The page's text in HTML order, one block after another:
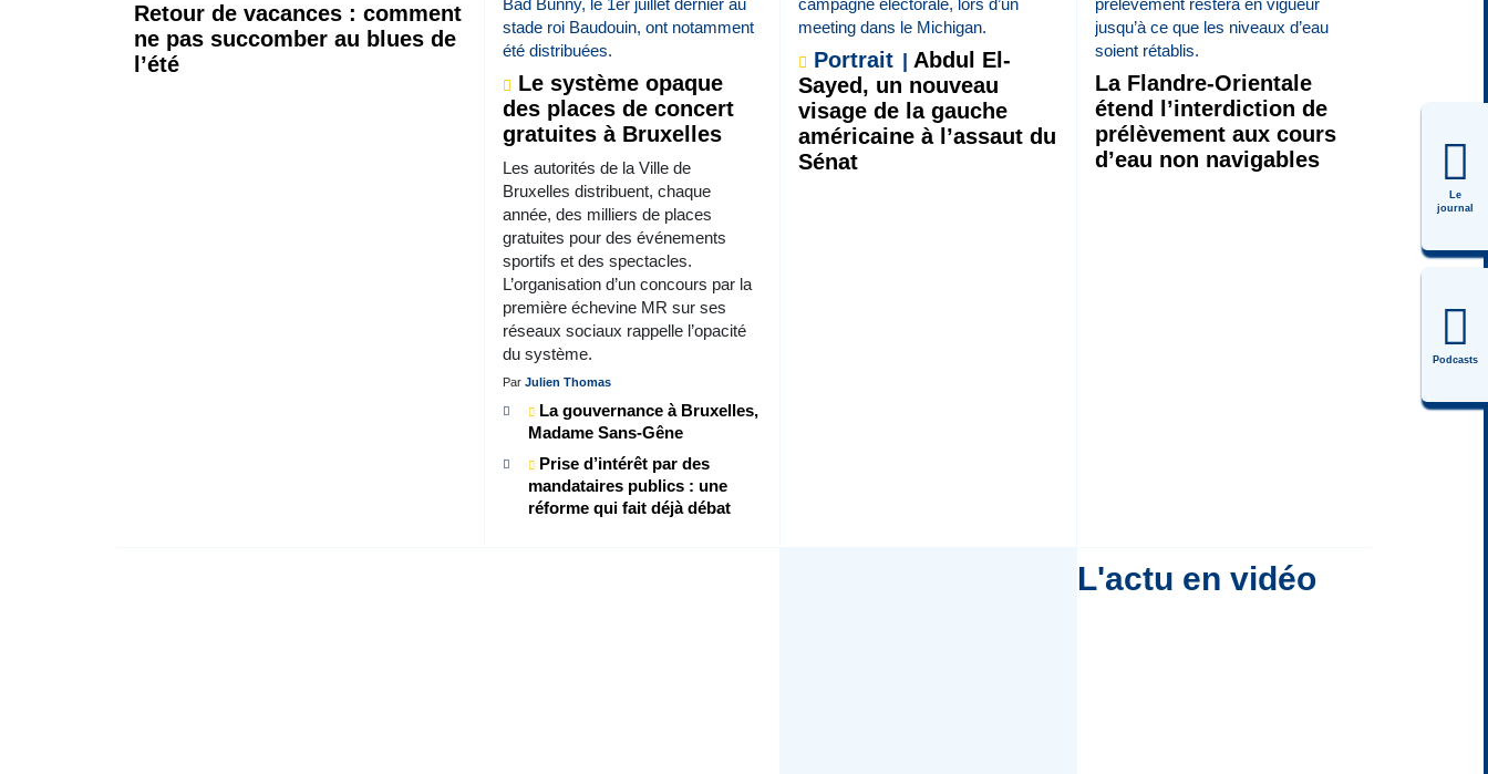
Le
journal
Podcasts
Retour de vacances : comment
ne pas succomber au blues de
l’été
Le système opaque
des places de concert
gratuites à Bruxelles
Les autorités de la Ville de
Bruxelles distribuent, chaque
année, des milliers de places
gratuites pour des événements
sportifs et des spectacles.
L’organisation d’un concours par la
première échevine MR sur ses
réseaux sociaux rappelle l’opacité
du système.
Par Julien Thomas
La gouvernance à Bruxelles,
Madame Sans-Gêne
Prise d’intérêt par des
mandataires publics : une
réforme qui fait déjà débat
Portrait
Abdul El-
Sayed, un nouveau
visage de la gauche
américaine à l’assaut du
Sénat
La Flandre-Orientale
étend l’interdiction de
prélèvement aux cours
d’eau non navigables
L'actu en vidéo